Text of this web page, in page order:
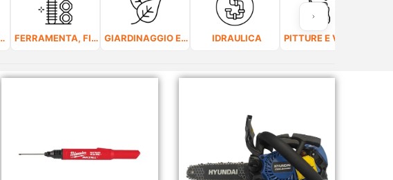
CLIMATIZZAZIONE FERRAMENTA, FISSAGGIO E VITERIA GIARDINAGGIO E CURA DEL VERDE IDRAULICA